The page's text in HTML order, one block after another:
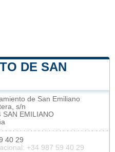
DE SAN
de San Emiliano
s/n
SAN EMILIANO
40 29
+34 987 59 40 29